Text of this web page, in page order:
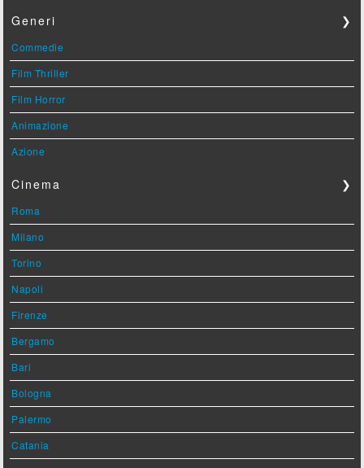
Generi ❯
Commedie
Film Thriller
Film Horror
Animazione
Azione
Cinema ❯
Roma
Milano
Torino
Napoli
Firenze
Bergamo
Bari
Bologna
Palermo
Catania